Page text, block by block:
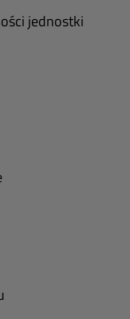
jednostki